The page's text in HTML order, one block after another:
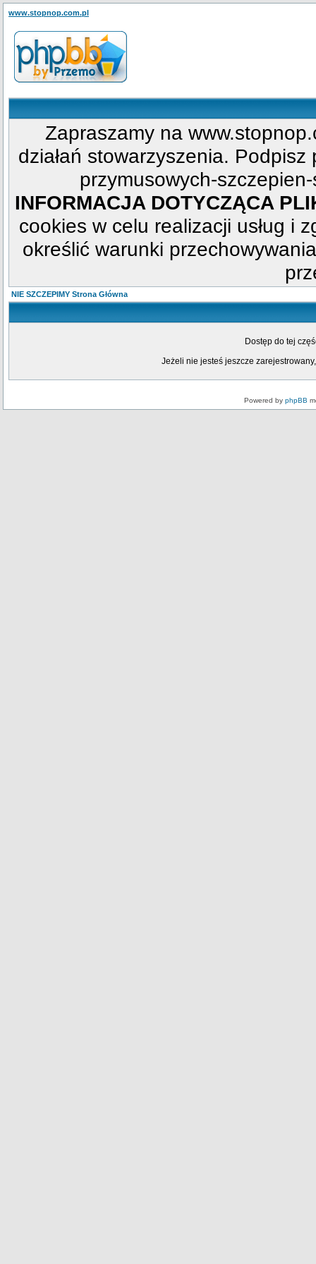
www.stopnop.com.pl
Zapraszamy na
działań stowarzyszenia.
przymusowych-
INFORMACJA DOTYCZĄCA
cookies w celu realizacji usług i
określić warunki
NIE SZCZEPIMY Strona Główna
Dostęp do tej
Jeżeli nie jesteś jeszcze
Powered by phpBB